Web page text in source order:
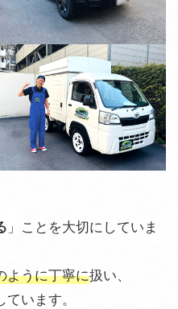
」ことを大切にしていま
ように丁寧に扱い、
います。